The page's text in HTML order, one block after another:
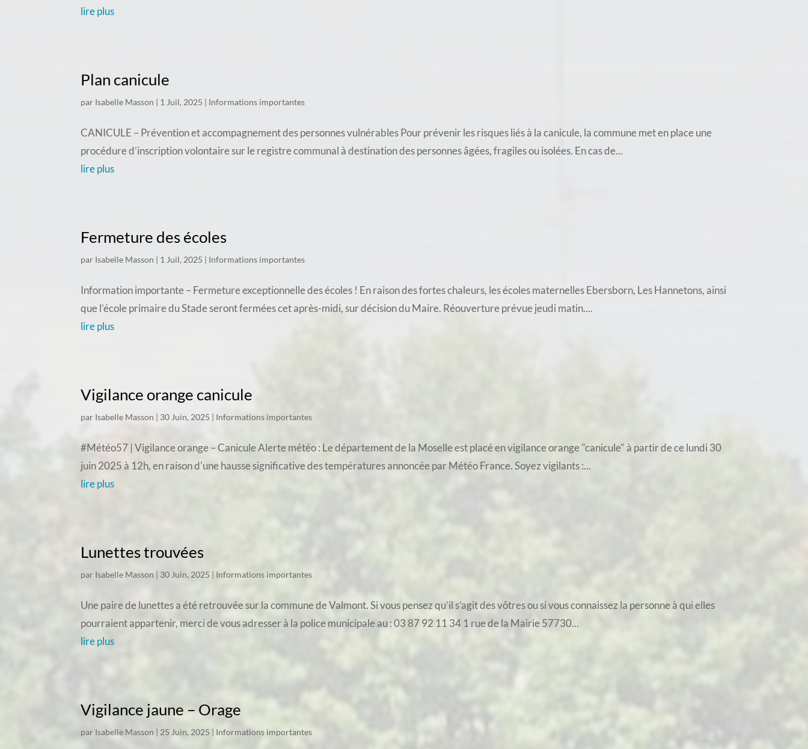
lire plus
Plan canicule
par Isabelle Masson | 1 Juil, 2025 | Informations importantes
CANICULE – Prévention et accompagnement des personnes vulnérables Pour prévenir les risques liés à la canicule, la commune met en place une
procédure d’inscription volontaire sur le registre communal à destination des personnes âgées, fragiles ou isolées. En cas de...
lire plus
Fermeture des écoles
par Isabelle Masson | 1 Juil, 2025 | Informations importantes
Information importante – Fermeture exceptionnelle des écoles ! En raison des fortes chaleurs, les écoles maternelles Ebersborn, Les Hannetons, ainsi
que l’école primaire du Stade seront fermées cet après-midi, sur décision du Maire. Réouverture prévue jeudi matin....
lire plus
Vigilance orange canicule
par Isabelle Masson | 30 Juin, 2025 | Informations importantes
#Météo57 | Vigilance orange – Canicule Alerte météo : Le département de la Moselle est placé en vigilance orange "canicule" à partir de ce lundi 30
juin 2025 à 12h, en raison d'une hausse significative des températures annoncée par Météo France. Soyez vigilants :...
lire plus
Lunettes trouvées
par Isabelle Masson | 30 Juin, 2025 | Informations importantes
Une paire de lunettes a été retrouvée sur la commune de Valmont. Si vous pensez qu’il s’agit des vôtres ou si vous connaissez la personne à qui elles
pourraient appartenir, merci de vous adresser à la police municipale au : 03 87 92 11 34 1 rue de la Mairie 57730...
lire plus
Vigilance jaune – Orage
par Isabelle Masson | 25 Juin, 2025 | Informations importantes